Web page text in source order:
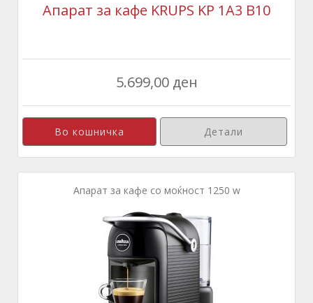
Апарат за кафе KRUPS KP 1A3 B10
5.699,00 ден
Детали
Апарат за кафе со моќност 1250 w